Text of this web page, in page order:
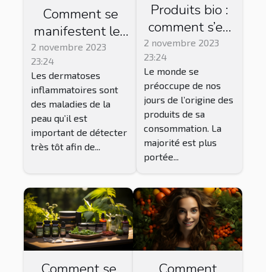
Comment se
manifestent les
dermatoses
inflammatoires ?
2 novembre 2023
23:24
Les dermatoses
inflammatoires sont
des maladies de la
peau qu’il est
important de détecter
très tôt afin de...
Produits bio :
comment s’en
procurer ?
2 novembre 2023
23:24
Le monde se
préoccupe de nos
jours de l’origine des
produits de sa
consommation. La
majorité est plus
portée...